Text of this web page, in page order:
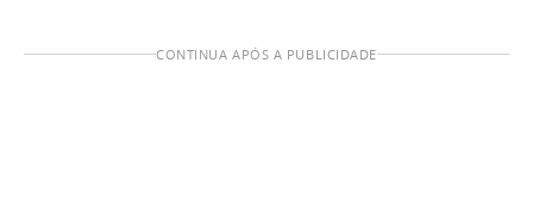
CONTINUA APÓS A PUBLICIDADE